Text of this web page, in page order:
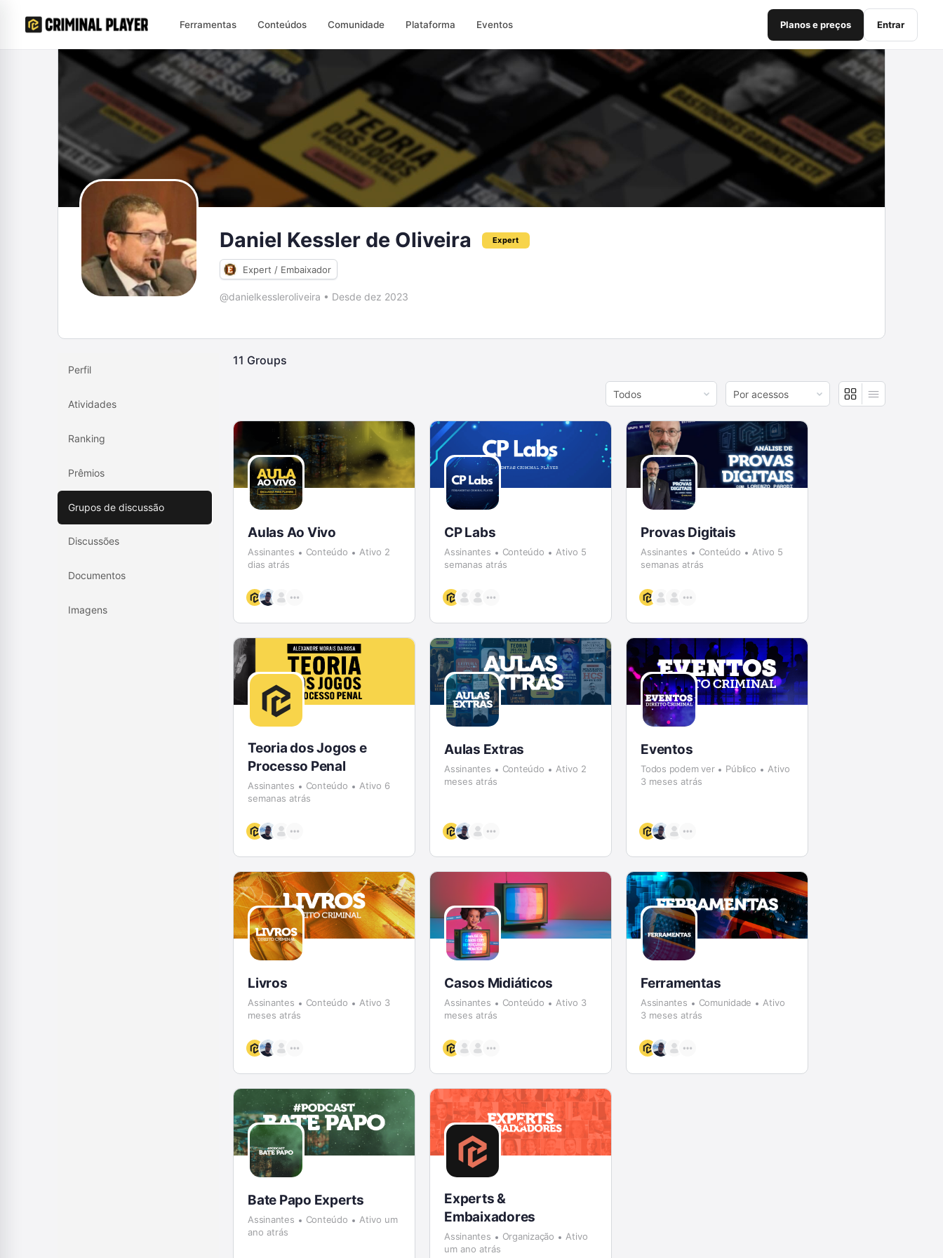
Ferramentas Conteúdos Comunidade Plataforma Eventos Planos e preços Entrar
Daniel Kessler de Oliveira Expert
Expert / Embaixador
@danielkessleroliveira • Desde dez 2023
Perfil
Atividades
Ranking
Prêmios
Grupos de discussão
Discussões
Documentos
Imagens
11 Groups
Order
By:
Order
By:
Aulas Ao Vivo
Assinantes Conteúdo
Ativo 2
dias atrás
CP Labs
Assinantes Conteúdo
Ativo 5
semanas atrás
Provas Digitais
Assinantes Conteúdo
Ativo 5
semanas atrás
Teoria dos Jogos e
Processo Penal
Assinantes Conteúdo
Ativo 6
semanas atrás
Aulas Extras
Assinantes Conteúdo
Ativo 2
meses atrás
Eventos
Todos podem ver Público
Ativo
3 meses atrás
Livros
Assinantes Conteúdo
Ativo 3
meses atrás
Casos Midiáticos
Assinantes Conteúdo
Ativo 3
meses atrás
Ferramentas
Assinantes Comunidade
Ativo
3 meses atrás
Bate Papo Experts
Assinantes Conteúdo
Ativo um
ano atrás
Experts &
Embaixadores
Assinantes Organização
Ativo
um ano atrás